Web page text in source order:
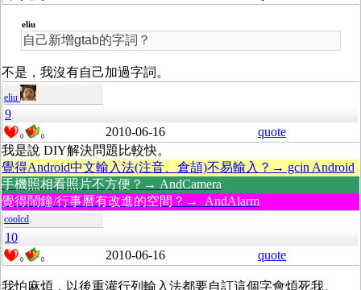
eliu
自己新增gtab的字詞？
不是，我沒有自己加過字詞。
eliu
9
0 0 2010-06-16
quote
我是說 DIY解決問題比較快。
覺得Android中文輸入法(注音、倉頡)不易輸入？→ gcin Android
手機照相看照片不方便？→ AndCamera
覺得鬧鐘/行事曆有改進的空間？→ AndAlarm
coolcd
10
0 0 2010-06-16 quote
我怕麻煩，以後重灌行列輸入法都要自訂這個字會煩死我。